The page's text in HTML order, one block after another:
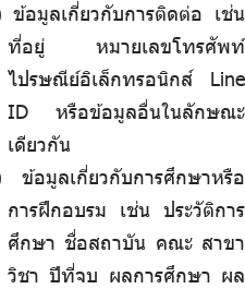
ข้อมูลเกี่ยวกับการติดต่อ เช่น
ที่อยู่ หมายเลขโทรศัพท์
ไปรษณีย์อิเล็กทรอนิกส์ Line
ID หรือข้อมูลอื่นในลักษณะ
เดียวกัน
ข้อมูลเกี่ยวกับการศึกษาหรือ
การฝึกอบรม เช่น ประวัติการ
ศึกษา ชื่อสถาบัน คณะ สาขา
วิชา ปีที่จบ ผลการศึกษา ผล